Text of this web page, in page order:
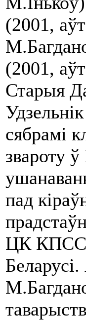
(2001,
(2001,
Старыя
сябрамі
звароту
пад
ЦК КПСС